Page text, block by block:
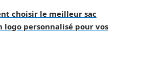
choisir le meilleur sac
personnalisé pour vos